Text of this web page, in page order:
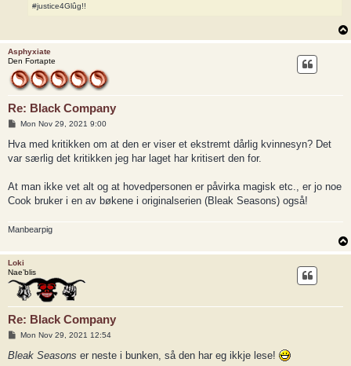
#justice4Glûg!!
Asphyxiate
Den Fortapte
Re: Black Company
P
s
Mon Nov 29, 2021 9:00
Hva med kritikken om at den er viser et ekstremt dårlig kvinnesyn? Det
var særlig det kritikken jeg har laget har kritisert den for.
At man ikke vet alt og at hovedpersonen er påvirka magisk etc., er jo noe
Cook bruker i en av bøkene i originalserien (Bleak Seasons) også!
Manbearpig
Loki
Nae’blis
Re: Black Company
P
s
Mon Nov 29, 2021 12:54
Bleak Seasons er neste i bunken, så den har eg ikkje lese!